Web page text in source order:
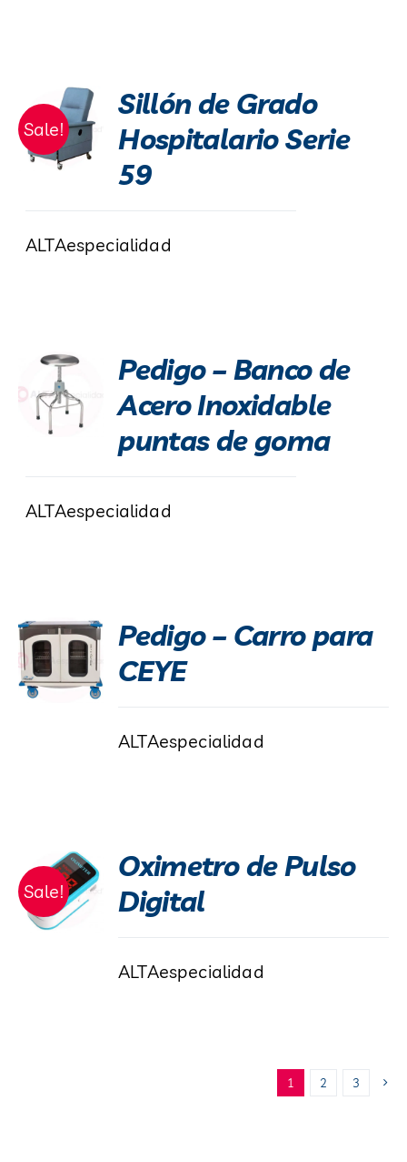
Sale!
Sillón de Grado
Hospitalario Serie
59
ALTAespecialidad
Pedigo – Banco de
Acero Inoxidable
puntas de goma
ALTAespecialidad
Pedigo – Carro para
CEYE
ALTAespecialidad
Sale!
Oximetro de Pulso
Digital
ALTAespecialidad
1 2 3